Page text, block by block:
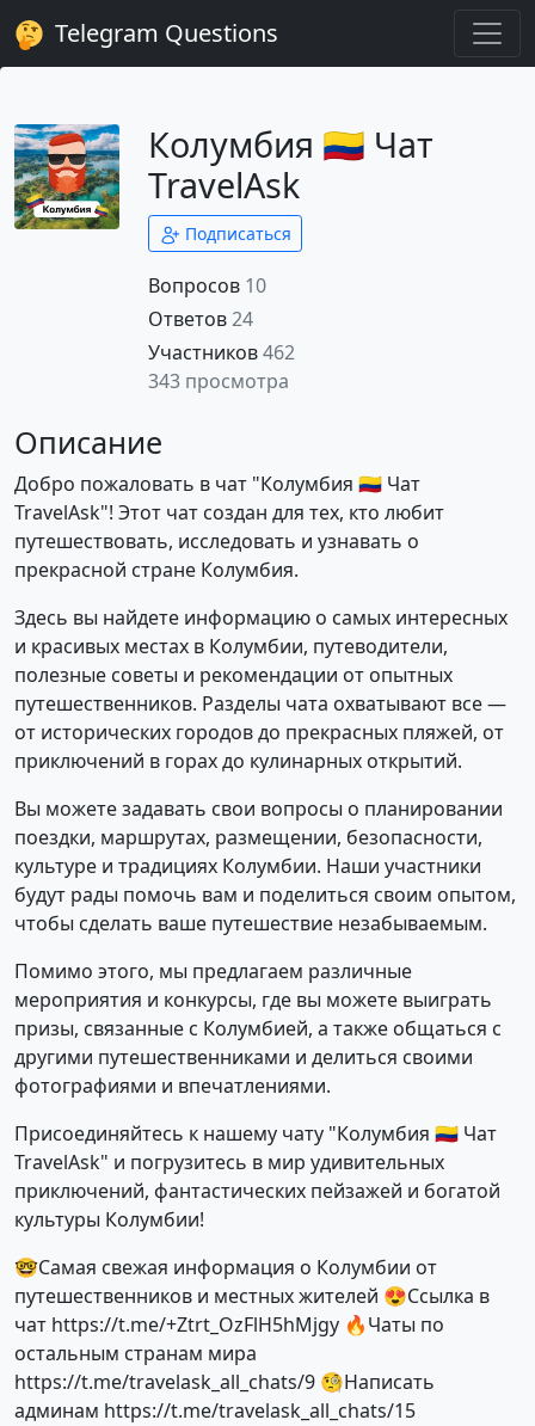
Telegram Questions
Колумбия 🇨🇴 Чат
TravelAsk
Подписаться
Вопросов 10
Ответов24
Участников462
343 просмотра
Описание
Добро пожаловать в чат "Колумбия 🇨🇴 Чат
TravelAsk"! Этот чат создан для тех, кто любит
путешествовать, исследовать и узнавать о
прекрасной стране Колумбия.
Здесь вы найдете информацию о самых интересных
и красивых местах в Колумбии, путеводители,
полезные советы и рекомендации от опытных
путешественников. Разделы чата охватывают все —
от исторических городов до прекрасных пляжей, от
приключений в горах до кулинарных открытий.
Вы можете задавать свои вопросы о планировании
поездки, маршрутах, размещении, безопасности,
культуре и традициях Колумбии. Наши участники
будут рады помочь вам и поделиться своим опытом,
чтобы сделать ваше путешествие незабываемым.
Помимо этого, мы предлагаем различные
мероприятия и конкурсы, где вы можете выиграть
призы, связанные с Колумбией, а также общаться с
другими путешественниками и делиться своими
фотографиями и впечатлениями.
Присоединяйтесь к нашему чату "Колумбия 🇨🇴 Чат
TravelAsk" и погрузитесь в мир удивительных
приключений, фантастических пейзажей и богатой
культуры Колумбии!
🤓Самая свежая информация о Колумбии от
путешественников и местных жителей 😍Ссылка в
чат https://t.me/+Ztrt_OzFlH5hMjgy 🔥Чаты по
остальным странам мира
https://t.me/travelask_all_chats/9 🧐Написать
админам https://t.me/travelask_all_chats/15